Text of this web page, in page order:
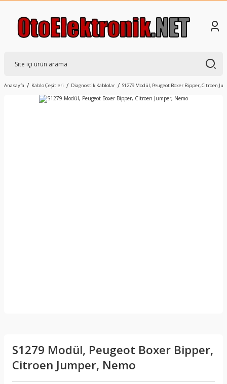
Anasayfa Kablo Çeşitleri Diagnostik Kablolar S1279 Modül, Peugeot Boxer Bipper, Citroen
S1279 Modül, Peugeot Boxer Bipper,
Citroen Jumper, Nemo